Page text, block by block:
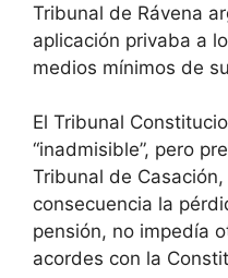
Tribunal de Rávena
aplicación privaba a
medios mínimos de
El Tribunal
“inadmisible”, pero
Tribunal de
consecuencia la
pensión, no impedía
acordes con la